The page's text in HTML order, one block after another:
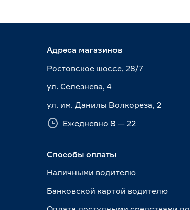
Адреса магазинов
Ростовское шоссе, 28/7
ул. Селезнева, 4
ул. им. Данилы Волкореза, 2
Ежедневно 8 — 22
Способы оплаты
Наличными водителю
Банковской картой водителю